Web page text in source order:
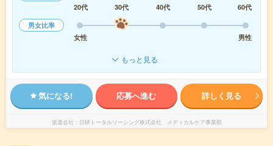
20代
30代 40代 50代
60代
男女比率
女性
男性
もっと見る
気になる! 応募へ進む 詳しく見る
派遣会社 日研トータルソーシング株式会社 メディカルケア事業部